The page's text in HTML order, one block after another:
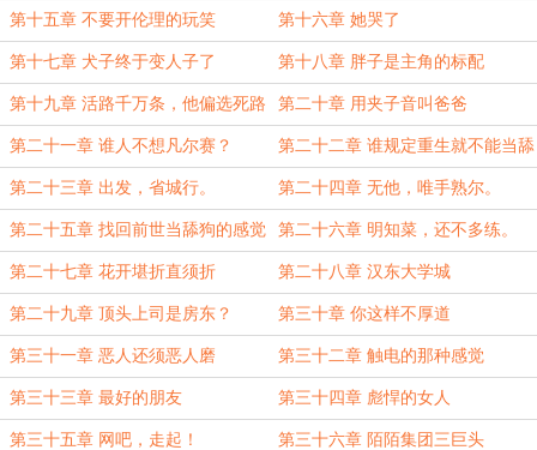
第十五章 不要开伦理的玩笑 第十六章 她哭了
第十七章 犬子终于变人子了 第十八章 胖子是主角的标配
第十九章 活路千万条，他偏选死路 第二十章 用夹子音叫爸爸
第二十一章 谁人不想凡尔赛？ 第二十二章 谁规定重生就不能当舔
狗了？
第二十三章 出发，省城行。 第二十四章 无他，唯手熟尔。
第二十五章 找回前世当舔狗的感觉 第二十六章 明知菜，还不多练。
第二十七章 花开堪折直须折 第二十八章 汉东大学城
第二十九章 顶头上司是房东？ 第三十章 你这样不厚道
第三十一章 恶人还须恶人磨 第三十二章 触电的那种感觉
第三十三章 最好的朋友 第三十四章 彪悍的女人
第三十五章 网吧，走起！ 第三十六章 陌陌集团三巨头